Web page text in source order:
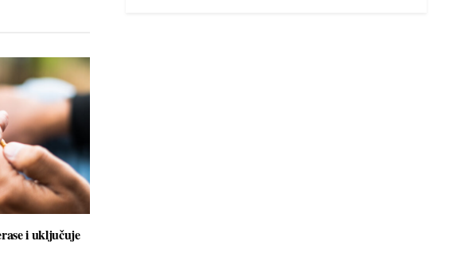
i uključuje